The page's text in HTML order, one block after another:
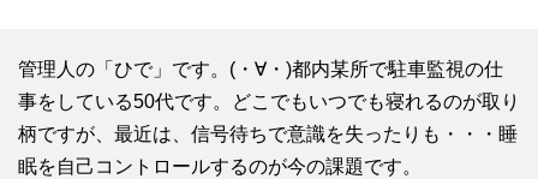
管理人の「ひで」です。(・∀・)都内某所で駐車監視の仕
事をしている50代です。どこでもいつでも寝れるのが取り
柄ですが、最近は、信号待ちで意識を失ったりも・・・睡
眠を自己コントロールするのが今の課題です。